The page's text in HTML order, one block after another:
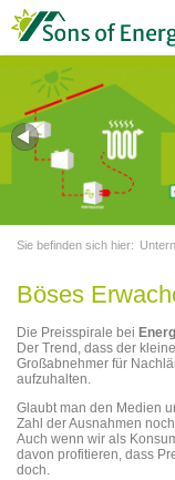
Sie befinden sich hier:
Böses
Die Preisspirale bei
Der Trend, dass der
Großabnehmer für
aufzuhalten.
Glaubt man den Medien
Zahl der Ausnahmen
Auch wenn wir als
davon profitieren, dass
doch.